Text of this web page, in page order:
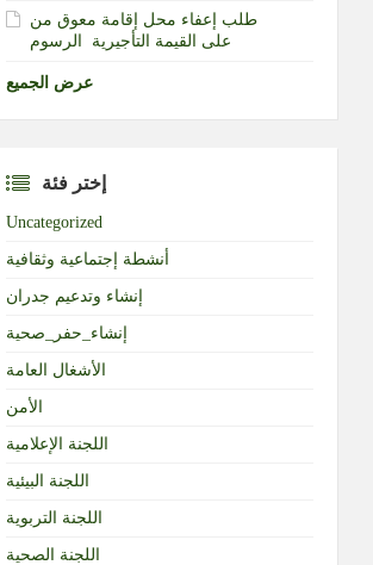
طلب إعفاء محل إقامة معوق من
الرسوم‎ ‎على القيمة التأجيرية ‏
عرض الجميع
إختر فئة
Uncategorized
أنشطة إجتماعية وثقافية
إنشاء وتدعيم جدران
إنشاء_حفر_صحية
الأشغال العامة
الأمن
اللجنة الإعلامية
اللجنة البيئية
اللجنة التربوية
اللجنة الصحية